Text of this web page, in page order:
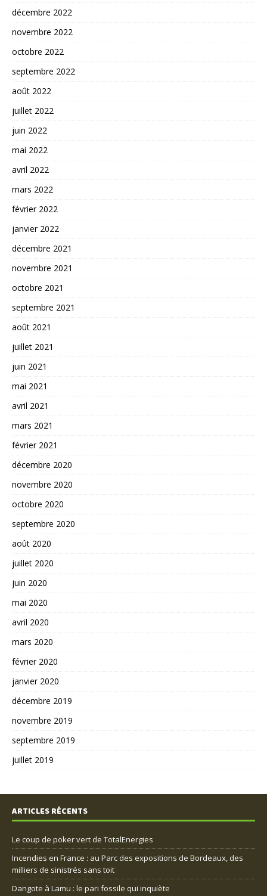
décembre 2022
novembre 2022
octobre 2022
septembre 2022
août 2022
juillet 2022
juin 2022
mai 2022
avril 2022
mars 2022
février 2022
janvier 2022
décembre 2021
novembre 2021
octobre 2021
septembre 2021
août 2021
juillet 2021
juin 2021
mai 2021
avril 2021
mars 2021
février 2021
décembre 2020
novembre 2020
octobre 2020
septembre 2020
août 2020
juillet 2020
juin 2020
mai 2020
avril 2020
mars 2020
février 2020
janvier 2020
décembre 2019
novembre 2019
septembre 2019
juillet 2019
ARTICLES RÉCENTS
Le coup de poker vert de TotalEnergies
Incendies en France : au Parc des expositions de Bordeaux, des
milliers de sinistrés sans toit
Dangote à Lamu : le pari fossile qui inquiète